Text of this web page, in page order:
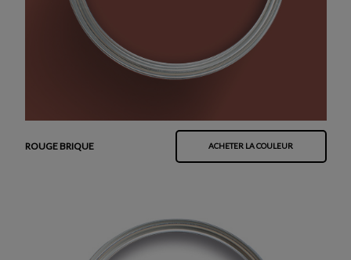
ROUGE BRIQUE ACHETER LA COULEUR